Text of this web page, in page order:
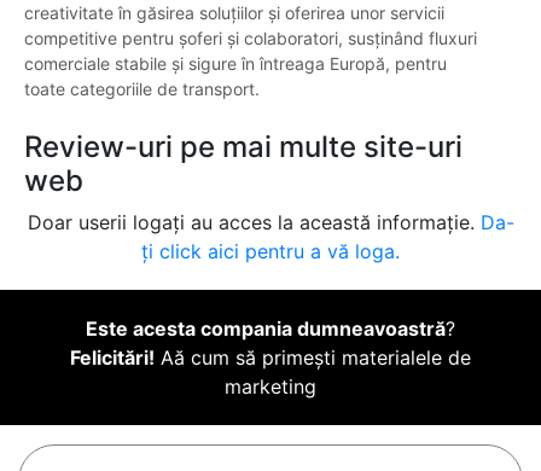
creativitate în găsirea soluțiilor și oferirea unor servicii
competitive pentru șoferi și colaboratori, susținând fluxuri
comerciale stabile și sigure în întreaga Europă, pentru
toate categoriile de transport.
Review-uri pe mai multe site-uri
web
Doar userii logați au acces la această informație. Da-
ți click aici pentru a vă loga.
Este acesta compania dumneavoastră?
Felicitări! Aă cum să primești materialele de
marketing